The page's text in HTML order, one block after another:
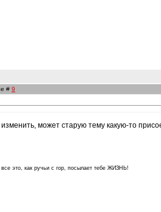
# 9
может старую тему какую-то
это, как ручьи с гор, посылает тебе ЖИЗНЬ!